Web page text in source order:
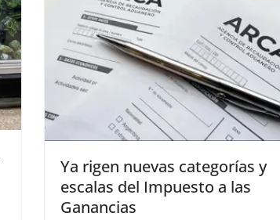
Ya rigen nuevas categorías y
escalas del Impuesto a las
Ganancias